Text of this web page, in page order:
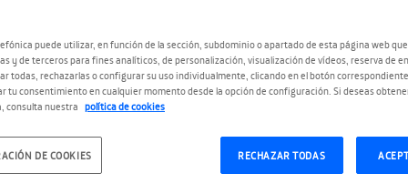
inicios de la telefonía móvil no pueden contarse
el detective aventurero que nunca estaba
puede utilizar, en función de la sección, subdominio o apartado de esta página web
y de terceros para fines analíticos, de personalización, visualización de vídeos, reserva de
todas, rechazarlas o configurar su uso individualmente, clicando en el botón
tu consentimiento en cualquier momento desde la opción de configuración. Si deseas
consulta nuestra política de cookies
RECHAZAR TODAS
DE COOKIES